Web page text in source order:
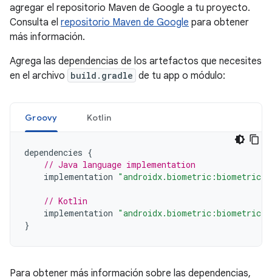
agregar el repositorio Maven de Google a tu proyecto.
Consulta el repositorio Maven de Google para obtener
más información.
Agrega las dependencias de los artefactos que necesites
en el archivo build.gradle de tu app o módulo:
Groovy Kotlin
dependencies {
// Java language implementation
implementation
// Kotlin
implementation "androidx.biometric:biometric-
}
Para obtener más información sobre las dependencias,